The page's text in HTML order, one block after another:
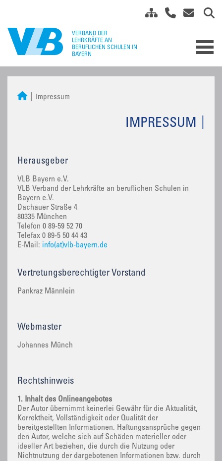
Impressum
IMPRESSUM
Herausgeber
VLB Bayern e.V.
VLB Verband der Lehrkräfte an beruflichen Schulen in
Bayern e.V.
Dachauer Straße 4
80335 München
Telefon 0 89-59 52 70
Telefax 0 89-5 50 44 43
E-Mail: info(at)vlb-bayern.de
Vertretungsberechtigter Vorstand
Pankraz Männlein
Webmaster
Johannes Münch
Rechtshinweis
1. Inhalt des Onlineangebotes
Der Autor übernimmt keinerlei Gewähr für die Aktualität,
Korrektheit, Vollständigkeit oder Qualität der
bereitgestellten Informationen. Haftungsansprüche gegen
den Autor, welche sich auf Schäden materieller oder
ideeller Art beziehen, die durch die Nutzung oder
Nichtnutzung der dargebotenen Informationen bzw. durch